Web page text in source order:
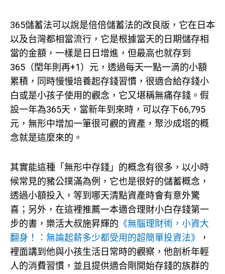
365儲蓄法可以說是倍倍儲蓄法的改良版，它在日本
以及台灣都相當流行，它是根據當天的日期儲存相
當的金額，一樣是日日增進，但最高也就存到
365（閏年則再+1）元，透過每天一點一滴的小額
累積，同時慢慢培養起存錢習慣，很適合給存錢小
白或是小孩子使用的觀念，它又堪稱無痛存錢。假
設一年為365天，當新年到來時，可以存下66,795
元，無形中增加一筆很可觀的資產，聚沙成塔的概
念就是這麼來的。
其實能這種「無形中存錢」的概念有很多，以小時
候常見的豬公撲滿為例，它也是很好的儲蓄概念，
透過小額投入，等到哪天清點資產時會有意外驚
喜；另外，在這裡推薦一本適合理財小白存錢第一
步的書，樂活大叔施昇輝的 《無腦理財術，小資大
翻身！：無論起薪多少都受用的超簡單投資法》
，
裡面講到他與小孩生活日常時的觀察，他剖析年輕
人的消費習慣，並且提供適合剛開始存錢的族群的